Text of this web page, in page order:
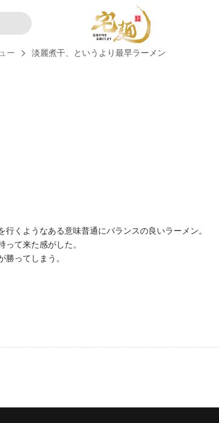
ー 淡麗煮干、というより最早ラーメン
くようなある意味普通にバランスの良いラーメン。
て来た感がした。
ってしまう。